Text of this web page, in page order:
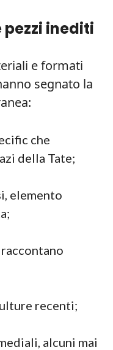
pezzi inediti
e formati
segnato la
che
della Tate;
elemento
recenti;
alcuni mai